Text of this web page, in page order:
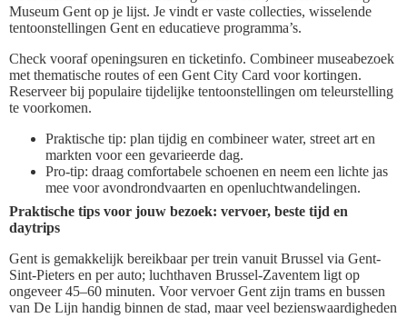
Museum Gent op je lijst. Je vindt er vaste collecties, wisselende
tentoonstellingen Gent en educatieve programma’s.
Check vooraf openingsuren en ticketinfo. Combineer museabezoek
met thematische routes of een Gent City Card voor kortingen.
Reserveer bij populaire tijdelijke tentoonstellingen om teleurstelling
te voorkomen.
Praktische tip: plan tijdig en combineer water, street art en
markten voor een gevarieerde dag.
Pro-tip: draag comfortabele schoenen en neem een lichte jas
mee voor avondrondvaarten en openluchtwandelingen.
Praktische tips voor jouw bezoek: vervoer, beste tijd en
daytrips
Gent is gemakkelijk bereikbaar per trein vanuit Brussel via Gent-
Sint-Pieters en per auto; luchthaven Brussel-Zaventem ligt op
ongeveer 45–60 minuten. Voor vervoer Gent zijn trams en bussen
van De Lijn handig binnen de stad, maar veel bezienswaardigheden